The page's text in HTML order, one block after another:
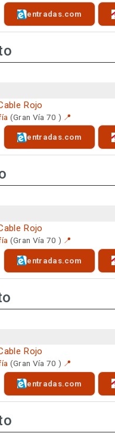
entradas.com
Rojo
(Gran Vía 70 ) 📍
entradas.com
Rojo
(Gran Vía 70 ) 📍
entradas.com
Rojo
(Gran Vía 70 ) 📍
entradas.com